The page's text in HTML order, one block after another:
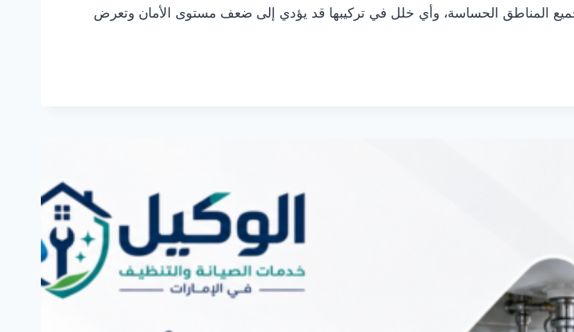
لجميع المناطق الحساسة، وأي خلل في تركيبها قد يؤدي إلى ضعف مستوى الأمان وتعرض